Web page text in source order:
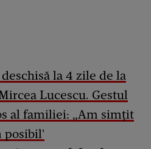
la 4 zile de la
Lucescu. Gestul
al familiei: „Am simțit
posibil'